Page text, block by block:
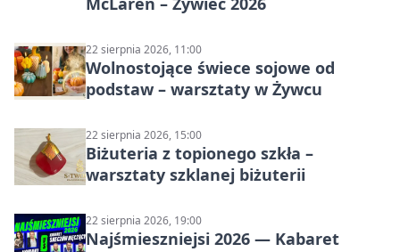
22 sierpnia 2026, 11:00
Wolnostojące świece sojowe od
podstaw – warsztaty w Żywcu
22 sierpnia 2026, 15:00
Biżuteria z topionego szkła –
warsztaty szklanej biżuterii
22 sierpnia 2026, 19:00
Najśmieszniejsi 2026 — Kabaret